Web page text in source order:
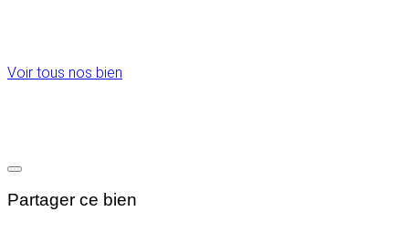
Voir tous nos bien
Partager ce bien